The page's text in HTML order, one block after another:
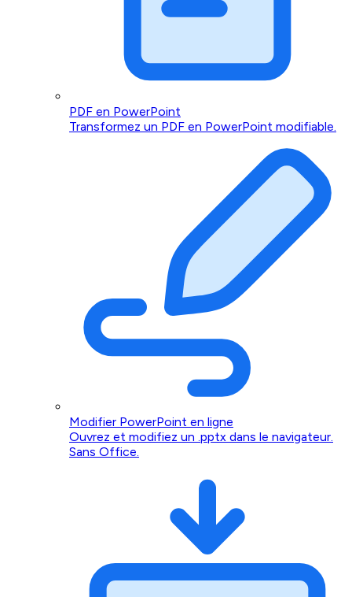
PDF en PowerPoint
Transformez un PDF en PowerPoint modifiable.
Modifier PowerPoint en ligne
Ouvrez et modifiez un .pptx dans le navigateur.
Sans Office.